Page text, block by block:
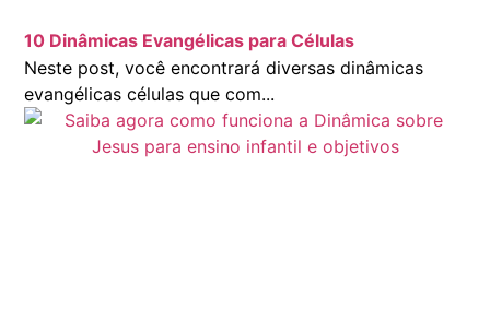
10 Dinâmicas Evangélicas para Células
Neste post, você encontrará diversas dinâmicas
evangélicas células que com...